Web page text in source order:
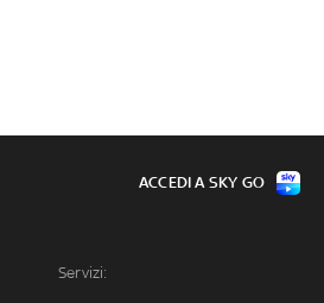
Servizi:
ACCEDI A SKY GO